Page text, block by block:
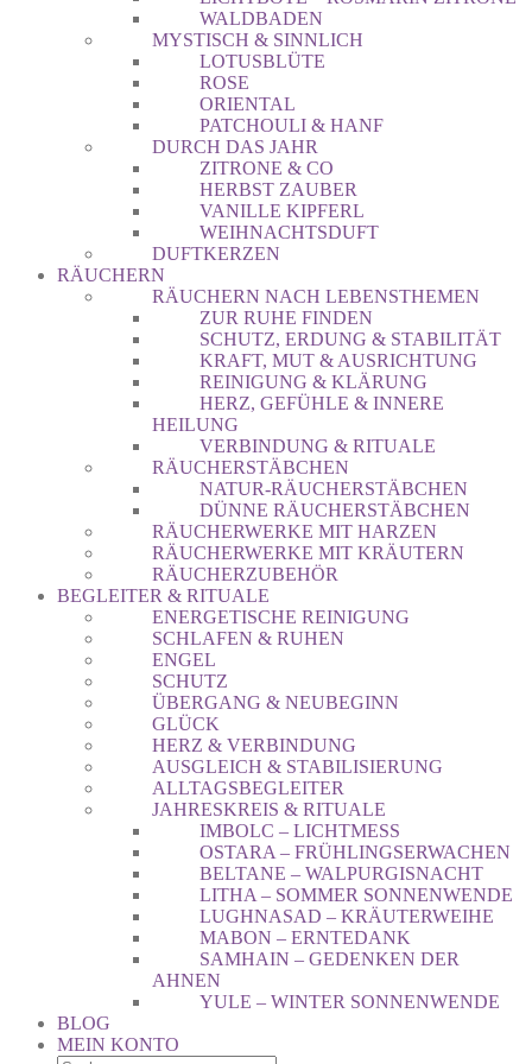
WALDBADEN
MYSTISCH & SINNLICH
LOTUSBLÜTE
ROSE
ORIENTAL
PATCHOULI & HANF
DURCH DAS JAHR
ZITRONE & CO
HERBST ZAUBER
VANILLE KIPFERL
WEIHNACHTSDUFT
DUFTKERZEN
RÄUCHERN
RÄUCHERN NACH LEBENSTHEMEN
ZUR RUHE FINDEN
SCHUTZ, ERDUNG & STABILITÄT
KRAFT, MUT & AUSRICHTUNG
REINIGUNG & KLÄRUNG
HERZ, GEFÜHLE & INNERE
HEILUNG
VERBINDUNG & RITUALE
RÄUCHERSTÄBCHEN
NATUR-RÄUCHERSTÄBCHEN
DÜNNE RÄUCHERSTÄBCHEN
RÄUCHERWERKE MIT HARZEN
RÄUCHERWERKE MIT KRÄUTERN
RÄUCHERZUBEHÖR
BEGLEITER & RITUALE
ENERGETISCHE REINIGUNG
SCHLAFEN & RUHEN
ENGEL
SCHUTZ
ÜBERGANG & NEUBEGINN
GLÜCK
HERZ & VERBINDUNG
AUSGLEICH & STABILISIERUNG
ALLTAGSBEGLEITER
JAHRESKREIS & RITUALE
IMBOLC – LICHTMESS
OSTARA – FRÜHLINGSERWACHEN
BELTANE – WALPURGISNACHT
LITHA – SOMMER SONNENWENDE
LUGHNASAD – KRÄUTERWEIHE
MABON – ERNTEDANK
SAMHAIN – GEDENKEN DER
AHNEN
YULE – WINTER SONNENWENDE
BLOG
MEIN KONTO